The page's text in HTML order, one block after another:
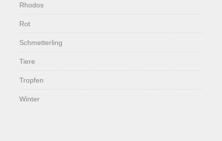
Rhodos
Rot
Schmetterling
Tiere
Tropfen
Winter